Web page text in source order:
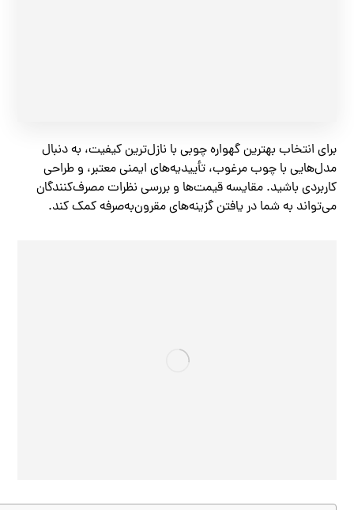
برای انتخاب بهترین گهواره چوبی با نازل‌ترین کیفیت، به دنبال
مدل‌هایی با چوب مرغوب، تأییدیه‌های ایمنی معتبر، و طراحی
کاربردی باشید. مقایسه قیمت‌ها و بررسی نظرات مصرف‌کنندگان
می‌تواند به شما در یافتن گزینه‌های مقرون‌به‌صرفه کمک کند.